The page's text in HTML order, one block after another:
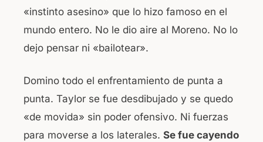
«instinto asesino» que lo hizo famoso en el
mundo entero. No le dio aire al Moreno. No lo
dejo pensar ni «bailotear».
Domino todo el enfrentamiento de punta a
punta. Taylor se fue desdibujado y se quedo
«de movida» sin poder ofensivo. Ni fuerzas
para moverse a los laterales. Se fue cayendo